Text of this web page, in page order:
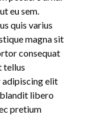
eu sem.
quis varius
magna sit
consequat
tellus
adipiscing elit
libero
pretium